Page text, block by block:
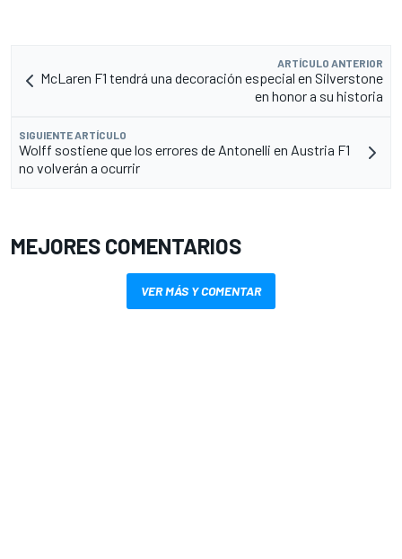
ARTÍCULO ANTERIOR
McLaren F1 tendrá una decoración especial en Silverstone
en honor a su historia
SIGUIENTE ARTÍCULO
Wolff sostiene que los errores de Antonelli en Austria F1
no volverán a ocurrir
MEJORES COMENTARIOS
VER MÁS Y COMENTAR